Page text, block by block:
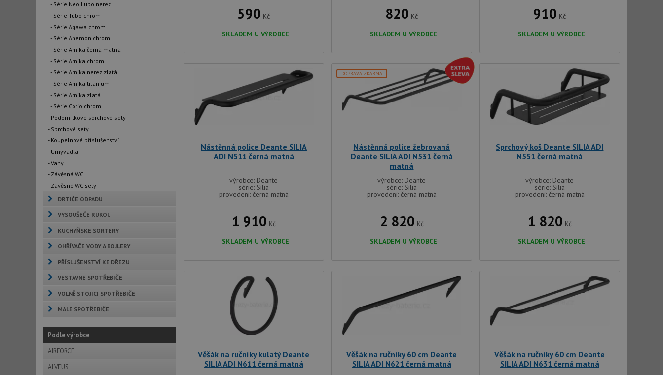
- Série Neo Lupo nerez
- Série Tubo chrom
- Série Agawa chrom
- Série Anemon chrom
- Série Arnika černá matná
- Série Arnika chrom
- Série Arnika nerez zlatá
- Série Arnika titanium
- Série Arnika zlatá
- Série Corio chrom
- Podomítkové sprchové sety
- Sprchové sety
- Koupelnové příslušenství
- Umyvadla
- Vany
- Závěsná WC
- Závěsné WC sety
DRTIČE ODPADU
VYSOUŠEČE RUKOU
KUCHYŇSKÉ SORTERY
OHŘÍVAČE VODY A BOJLERY
PŘÍSLUŠENSTVÍ KE DŘEZU
VESTAVNÉ SPOTŘEBIČE
VOLNĚ STOJÍCÍ SPOTŘEBIČE
MALÉ SPOTŘEBIČE
Podle výrobce
AIRFORCE
ALVEUS
590 Kč
SKLADEM U VÝROBCE
820 Kč
SKLADEM U VÝROBCE
910 Kč
SKLADEM U VÝROBCE
Nástěnná police Deante SILIA
ADI N511 černá matná
výrobce: Deante
série: Silia
provedení: černá matná
1 910 Kč
SKLADEM U VÝROBCE
DOPRAVA ZDARMA
Nástěnná police žebrovaná
Deante SILIA ADI N531 černá
matná
výrobce: Deante
série: Silia
provedení: černá matná
2 820 Kč
SKLADEM U VÝROBCE
Sprchový koš Deante SILIA ADI
N551 černá matná
výrobce: Deante
série: Silia
provedení: černá matná
1 820 Kč
SKLADEM U VÝROBCE
Věšák na ručníky kulatý Deante
SILIA ADI N611 černá matná
Věšák na ručníky 60 cm Deante
SILIA ADI N621 černá matná
Věšák na ručníky 60 cm Deante
SILIA ADI N631 černá matná